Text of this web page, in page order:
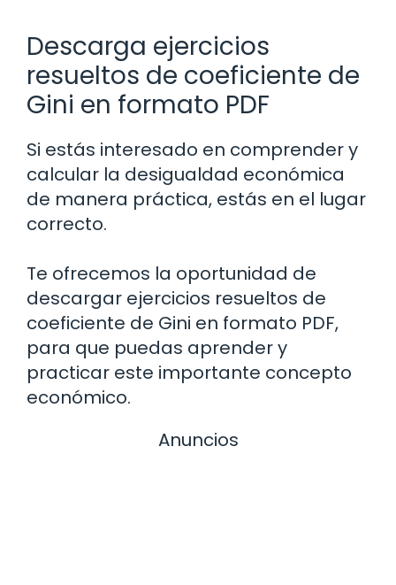
Descarga ejercicios
resueltos de coeficiente de
Gini en formato PDF
Si estás interesado en comprender y
calcular la desigualdad económica
de manera práctica, estás en el lugar
correcto.
Te ofrecemos la oportunidad de
descargar ejercicios resueltos de
coeficiente de Gini en formato PDF,
para que puedas aprender y
practicar este importante concepto
económico.
Anuncios